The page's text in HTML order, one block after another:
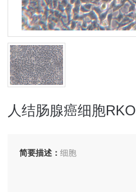
人结肠腺癌细胞RKO
简要描述：细胞